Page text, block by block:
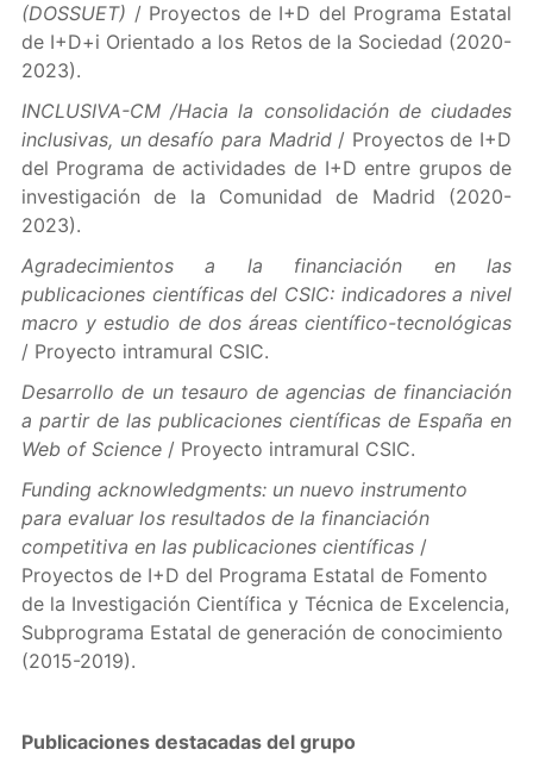
(DOSSUET) / Proyectos de I+D del Programa Estatal
de I+D+i Orientado a los Retos de la Sociedad (2020-
2023).
INCLUSIVA-CM /Hacia la consolidación de ciudades
inclusivas, un desafío para Madrid/ Proyectos de I+D
del Programa de actividades de I+D entre grupos de
investigación de la Comunidad de Madrid (2020-
2023).
Agradecimientos a la financiación en las
publicaciones científicas del CSIC: indicadores a nivel
macro y estudio de dos áreas científico-tecnológicas
/ Proyecto intramural CSIC.
Desarrollo de un tesauro de agencias de financiación
a partir de las publicaciones científicas de España en
Web of Science/ Proyecto intramural CSIC.
Funding acknowledgments: un nuevo instrumento
para evaluar los resultados de la financiación
competitiva en las publicaciones científicas/
Proyectos de I+D del Programa Estatal de Fomento
de la Investigación Científica y Técnica de Excelencia,
Subprograma Estatal de generación de conocimiento
(2015-2019).
Publicaciones destacadas del grupo